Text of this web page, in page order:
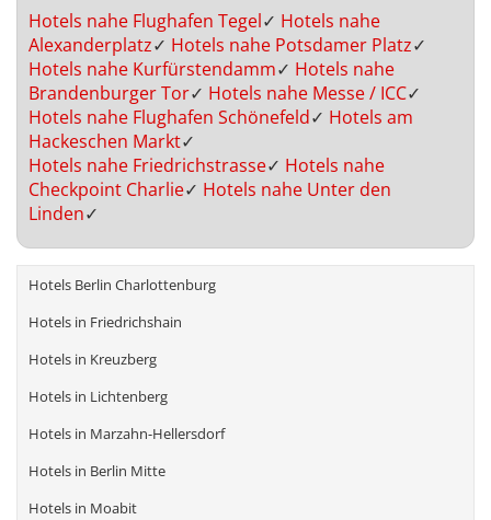
Hotels nahe Flughafen Tegel✓ Hotels nahe
Alexanderplatz✓ Hotels nahe Potsdamer Platz✓
Hotels nahe Kurfürstendamm✓ Hotels nahe
Brandenburger Tor✓ Hotels nahe Messe / ICC✓
Hotels nahe Flughafen Schönefeld✓ Hotels am
Hackeschen Markt✓
Hotels nahe Friedrichstrasse✓ Hotels nahe
Checkpoint Charlie✓ Hotels nahe Unter den
Linden✓
Hotels Berlin Charlottenburg
Hotels in Friedrichshain
Hotels in Kreuzberg
Hotels in Lichtenberg
Hotels in Marzahn-Hellersdorf
Hotels in Berlin Mitte
Hotels in Moabit